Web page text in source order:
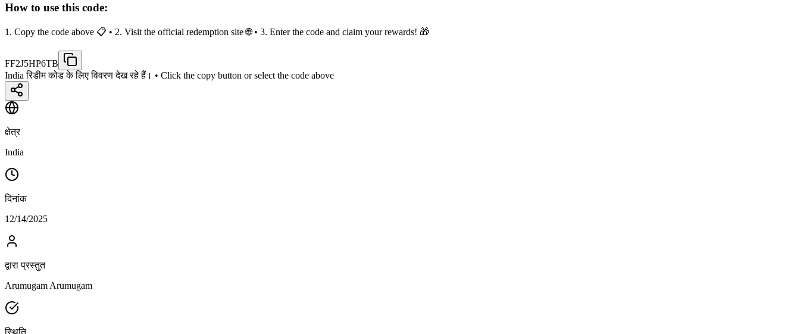
How to use this code:
1. Copy the code above 📋 • 2. Visit the official redemption site 🌐 • 3. Enter the code and claim your rewards! 🎁
FF2J5HP6TB
India रिडीम कोड के लिए विवरण देख रहे हैं। • Click the copy button or select the code above
क्षेत्र
India
दिनांक
12/14/2025
द्वारा प्रस्तुत
Arumugam Arumugam